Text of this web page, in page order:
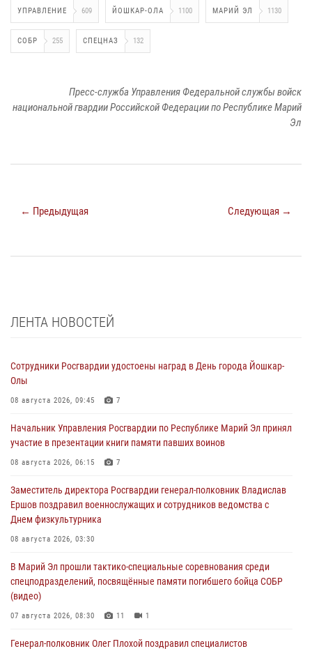
УПРАВЛЕНИЕ 609 ЙОШКАР-ОЛА 1100 МАРИЙ ЭЛ 1130
СОБР 255 СПЕЦНАЗ 132
Пресс-служба Управления Федеральной службы войск
национальной гвардии Российской Федерации по Республике Марий
Эл
← Предыдущая Следующая →
ЛЕНТА НОВОСТЕЙ
Сотрудники Росгвардии удостоены наград в День города Йошкар-
Олы
08 августа 2026, 09:45 7
Начальник Управления Росгвардии по Республике Марий Эл принял
участие в презентации книги памяти павших воинов
08 августа 2026, 06:15 7
Заместитель директора Росгвардии генерал-полковник Владислав
Ершов поздравил военнослужащих и сотрудников ведомства с
Днем физкультурника
08 августа 2026, 03:30
В Марий Эл прошли тактико-специальные соревнования среди
спецподразделений, посвящённые памяти погибшего бойца СОБР
(видео)
07 августа 2026, 08:30 11 1
Генерал-полковник Олег Плохой поздравил специалистов